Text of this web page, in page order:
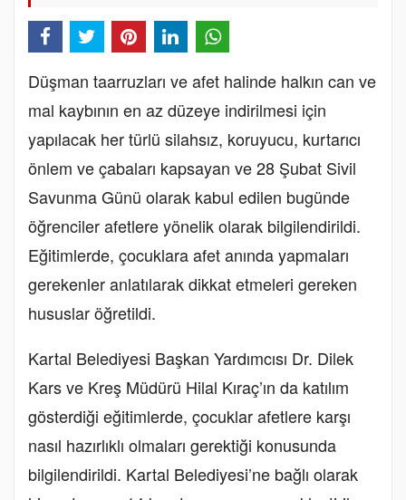
Düşman taarruzları ve afet halinde halkın can ve
mal kaybının en az düzeye indirilmesi için
yapılacak her türlü silahsız, koruyucu, kurtarıcı
önlem ve çabaları kapsayan ve 28 Şubat Sivil
Savunma Günü olarak kabul edilen bugünde
öğrenciler afetlere yönelik olarak bilgilendirildi.
Eğitimlerde, çocuklara afet anında yapmaları
gerekenler anlatılarak dikkat etmeleri gereken
hususlar öğretildi.
Kartal Belediyesi Başkan Yardımcısı Dr. Dilek
Kars ve Kreş Müdürü Hilal Kıraç’ın da katılım
gösterdiği eğitimlerde, çocuklar afetlere karşı
nasıl hazırlıklı olmaları gerektiği konusunda
bilgilendirildi. Kartal Belediyesi’ne bağlı olarak